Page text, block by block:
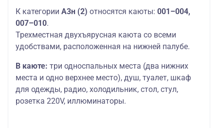
К категории А3н (2) относятся каюты: 001–004,
007–010.
Трехместная двухъярусная каюта со всеми
удобствами, расположенная на нижней палубе.
В каюте: три односпальных места (два нижних
места и одно верхнее место), душ, туалет, шкаф
для одежды, радио, холодильник, стол, стул,
розетка 220V, иллюминаторы.